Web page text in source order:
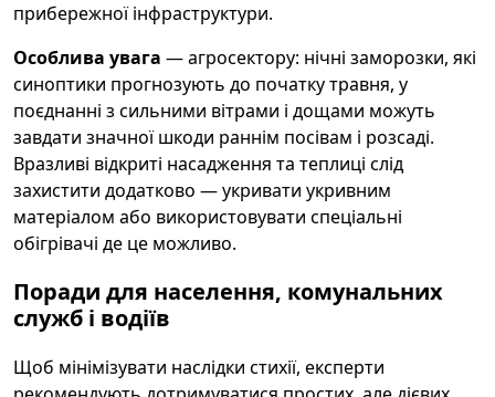
прибережної інфраструктури.
Особлива увага — агросектору: нічні заморозки, які
синоптики прогнозують до початку травня, у
поєднанні з сильними вітрами і дощами можуть
завдати значної шкоди раннім посівам і розсаді.
Вразливі відкриті насадження та теплиці слід
захистити додатково — укривати укривним
матеріалом або використовувати спеціальні
обігрівачі де це можливо.
Поради для населення, комунальних
служб і водіїв
Щоб мінімізувати наслідки стихії, експерти